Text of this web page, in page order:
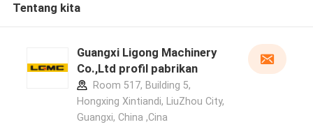
Tentang kita
Guangxi Ligong Machinery
Co.,Ltd profil pabrikan
Room 517, Building 5,
Hongxing Xintiandi, LiuZhou City,
Guangxi, China ,Cina